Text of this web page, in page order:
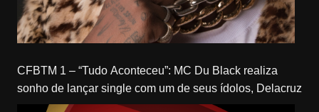
CFBTM 1 – “Tudo Aconteceu”: MC Du Black realiza
sonho de lançar single com um de seus ídolos, Delacruz